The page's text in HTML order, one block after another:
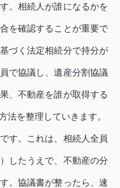
。相続人が誰になるかを
を確認することが重要で
づく法定相続分で持分が
で協議し、遺産分割協議
、不動産を誰が取得する
法を整理していきます。
す。これは、相続人全員
したうえで、不動産の分
。協議書が整ったら、速